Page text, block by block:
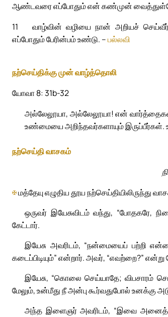
ஆண்டவரை எப்போதும் என் கண்முன்
11
வாழ்வின் வழியை நான் அறியச்
எப்போதும் பேரின்பம் உண்டு. –பல்லவி
நற்செய்திக்கு முன் வாழ்த்தொலி
யோவா 8: 31b-32
அல்லேலூயா, அல்லேலூயா! என்
உண்மையை அறிந்தவர்களாயும்
நற்செய்தி வாசகம்
✠மத்தேயு எழுதிய தூய நற்செய்தியிலிருந்து
ஒருவர் இயேசுவிடம் வந்து,
கேட்டார்.
இயேசு அவரிடம், “நன்மையைப் பற்றி
கடைப்பிடியும்” என்றார். அவர், “எவற்றை?” என்று
இயேசு, “கொலை செய்யாதே; விபசாரம்
மேலும், உன்மீது நீ அன்பு கூர்வதுபோல் உனக்கு
அந்த இளைஞர் அவரிடம், “இவை